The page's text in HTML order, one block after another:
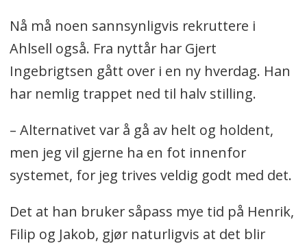
Nå må noen sannsynligvis rekruttere i
Ahlsell også. Fra nyttår har Gjert
Ingebrigtsen gått over i en ny hverdag. Han
har nemlig trappet ned til halv stilling.
– Alternativet var å gå av helt og holdent,
men jeg vil gjerne ha en fot innenfor
systemet, for jeg trives veldig godt med det.
Det at han bruker såpass mye tid på Henrik,
Filip og Jakob, gjør naturligvis at det blir